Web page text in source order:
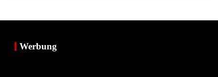
Werbung